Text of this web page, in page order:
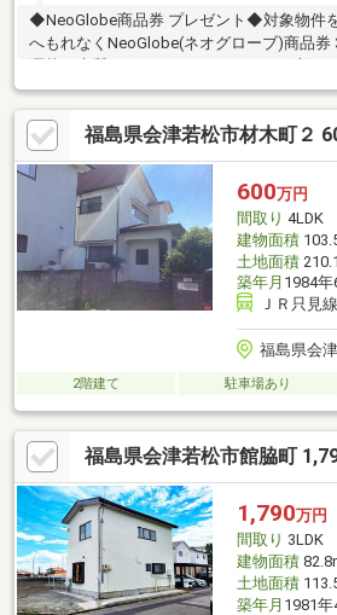
◆NeoGlobe商品券 プレゼント◆対象物件
へもれなくNeoGlobe(ネオグローブ)商品券
洒落で上質なファッションアイテムで新し
スタッフまでお問い合わせください♪◆お
約145坪の広々としたゆとりある住まい・
短に◎ガスコンロ3口・カーポート付きで雨
6LDKの広々間取り♪部屋数豊富でプライ
環境◆・神指小学校 2200ｍ 徒歩約28分
ｍ 徒歩約11分経験豊富な弊社スタッフが
ます！
福島県会津若松市材木町２
600万円
間取り 4LDK
建物面積
土地面積
築年月 1984
ＪＲ只見
福島県会
2階建て 駐車場あり
福島県会津若松市館脇町
1,790万円
間取り 3LDK
建物面積
土地面積
築年月 1981